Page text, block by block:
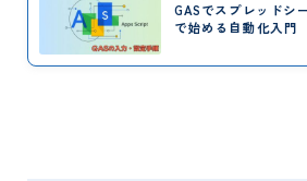
GASでスプレッドシ
で始める自動化入門